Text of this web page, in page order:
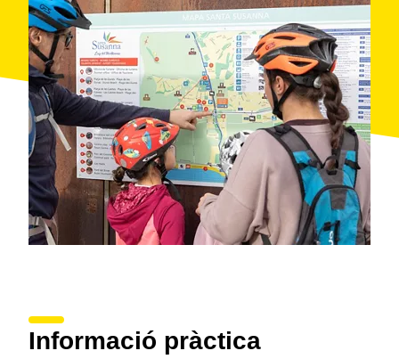
Informació pràctica